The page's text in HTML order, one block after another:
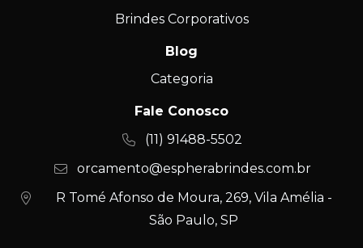
Brindes Corporativos
Blog
Categoria
Fale Conosco
(11) 91488-5502
orcamento@espherabrindes.com.br
R Tomé Afonso de Moura, 269, Vila Amélia -
São Paulo, SP